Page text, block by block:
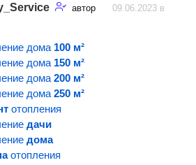
автор
09.06.2023 в
дома 100 м²
дома 150 м²
дома 200 м²
дома 250 м²
отопления
дачи
дома
отопления